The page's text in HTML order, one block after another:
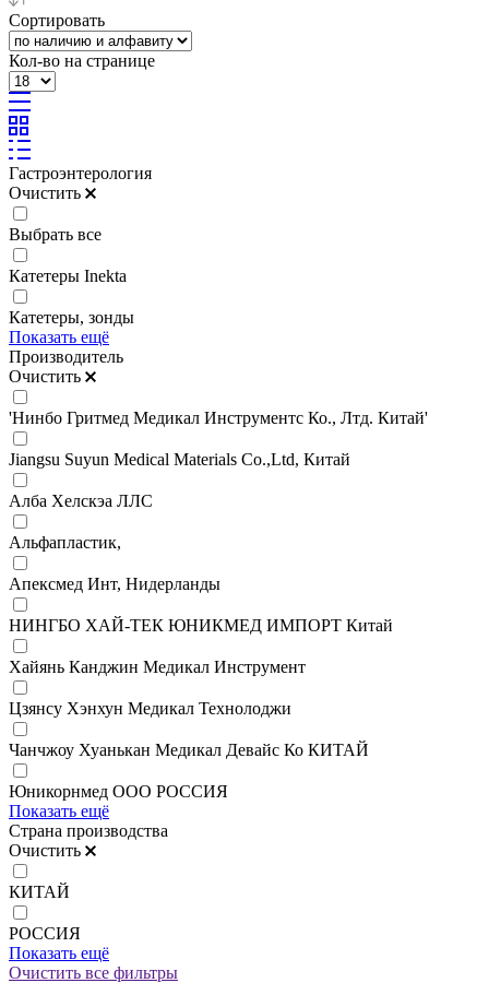
Сортировать
Кол-во на странице
Гастроэнтерология
Очистить
Выбрать все
Катетеры Inekta
Катетеры, зонды
Показать ещё
Производитель
Очистить
'Нинбо Гритмед Медикал Инструментс Ко., Лтд. Китай'
Jiangsu Suyun Medical Materials Co.,Ltd, Китай
Алба Хелскэа ЛЛС
Альфапластик,
Апексмед Инт, Нидерланды
НИНГБО ХАЙ-ТЕК ЮНИКМЕД ИМПОРТ Китай
Хайянь Канджин Медикал Инструмент
Цзянсу Хэнхун Медикал Технолоджи
Чанчжоу Хуанькан Медикал Девайс Ко КИТАЙ
Юникорнмед ООО РОССИЯ
Показать ещё
Страна производства
Очистить
КИТАЙ
РОССИЯ
Показать ещё
Очистить все фильтры